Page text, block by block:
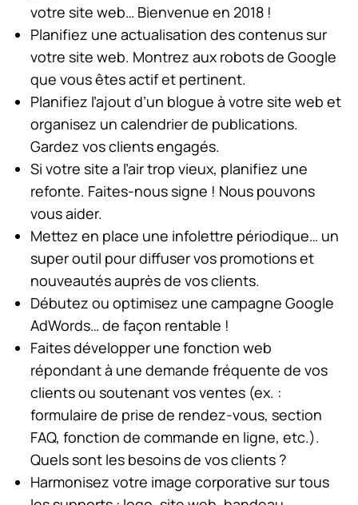
votre site web… Bienvenue en 2018 !
Planifiez une actualisation des contenus sur
votre site web. Montrez aux robots de Google
que vous êtes actif et pertinent.
Planifiez l’ajout d’un blogue à votre site web et
organisez un calendrier de publications.
Gardez vos clients engagés.
Si votre site a l’air trop vieux, planifiez une
refonte. Faites-nous signe ! Nous pouvons
vous aider.
Mettez en place une infolettre périodique… un
super outil pour diffuser vos promotions et
nouveautés auprès de vos clients.
Débutez ou optimisez une campagne Google
AdWords… de façon rentable !
Faites développer une fonction web
répondant à une demande fréquente de vos
clients ou soutenant vos ventes (ex. :
formulaire de prise de rendez-vous, section
FAQ, fonction de commande en ligne, etc.).
Quels sont les besoins de vos clients ?
Harmonisez votre image corporative sur tous